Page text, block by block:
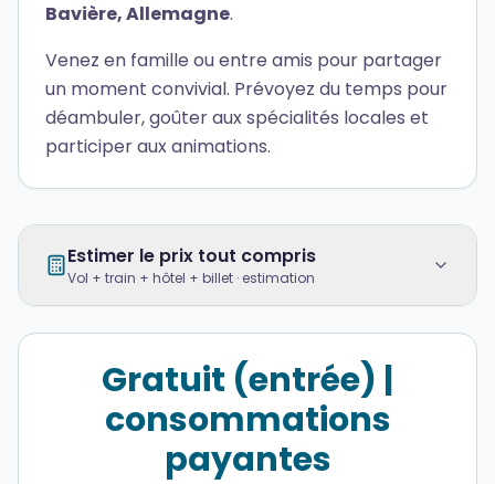
Bavière, Allemagne.
Venez en famille ou entre amis pour partager
un moment convivial. Prévoyez du temps pour
déambuler, goûter aux spécialités locales et
participer aux animations.
Estimer le prix tout compris
Vol + train + hôtel + billet · estimation
Gratuit (entrée) |
consommations
payantes